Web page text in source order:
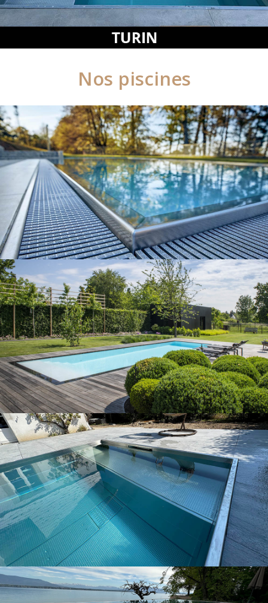
Nos piscines
Nos piscines
Nos piscines
Nos piscines